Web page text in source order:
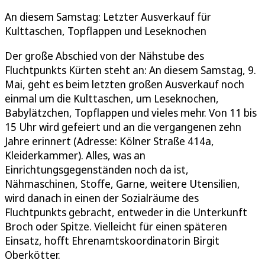
An diesem Samstag: Letzter Ausverkauf für
Kulttaschen, Topflappen und Leseknochen
Der große Abschied von der Nähstube des
Fluchtpunkts Kürten steht an: An diesem Samstag, 9.
Mai, geht es beim letzten großen Ausverkauf noch
einmal um die Kulttaschen, um Leseknochen,
Babylätzchen, Topflappen und vieles mehr. Von 11 bis
15 Uhr wird gefeiert und an die vergangenen zehn
Jahre erinnert (Adresse: Kölner Straße 414a,
Kleiderkammer). Alles, was an
Einrichtungsgegenständen noch da ist,
Nähmaschinen, Stoffe, Garne, weitere Utensilien,
wird danach in einen der Sozialräume des
Fluchtpunkts gebracht, entweder in die Unterkunft
Broch oder Spitze. Vielleicht für einen späteren
Einsatz, hofft Ehrenamtskoordinatorin Birgit
Oberkötter.